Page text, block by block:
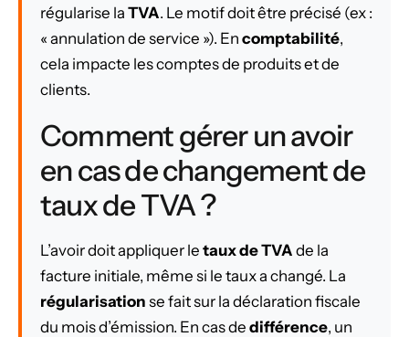
régularise la TVA. Le motif doit être précisé (ex :
« annulation de service »). En comptabilité,
cela impacte les comptes de produits et de
clients.
Comment gérer un avoir
en cas de changement de
taux de TVA ?
L’avoir doit appliquer le taux de TVA de la
facture initiale, même si le taux a changé. La
régularisation se fait sur la déclaration fiscale
du mois d’émission. En cas de différence, un